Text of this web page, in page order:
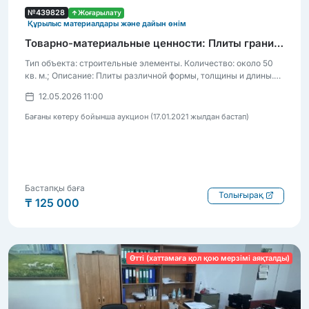
№439828 Жоғарылату
Құрылыс материалдары және дайын өнім
Товарно-материальные ценности: Плиты гранитные (около 50 кв. м.).
Тип объекта: строительные элементы. Количество: около 50
кв. м.; Описание: Плиты различной формы, толщины и длины.
поверхностей, устройства дорожек, площадок и выполнения
иных строительных и благоустроительных работ.
12.05.2026 11:00
Бағаны көтеру бойынша аукцион (17.01.2021 жылдан бастап)
Бастапқы баға
₸ 125 000
Толығырақ
Өтті (хаттамаға қол қою мерзімі аяқталды)